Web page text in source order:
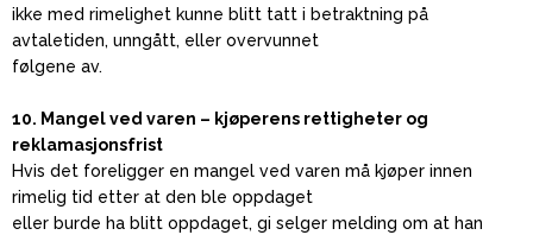
ikke med rimelighet kunne blitt tatt i betraktning på
avtaletiden, unngått, eller overvunnet
følgene av.
10. Mangel ved varen – kjøperens rettigheter og
reklamasjonsfrist
Hvis det foreligger en mangel ved varen må kjøper innen
rimelig tid etter at den ble oppdaget
eller burde ha blitt oppdaget, gi selger melding om at han